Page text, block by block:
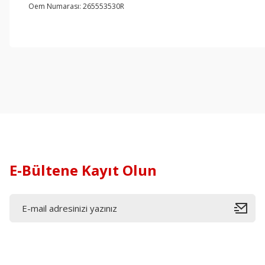
Oem Numarası: 265553530R
E-Bültene Kayıt Olun